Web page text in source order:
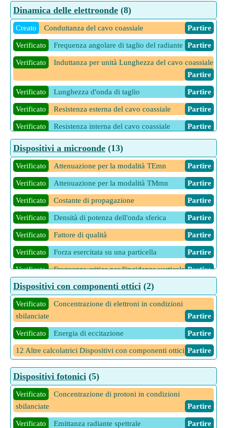
Dinamica delle elettroonde (8)
Creato Conduttanza del cavo coassiale Partire
Verificato Frequenza angolare di taglio del radiante Partire
Verificato
Induttanza per unità Lunghezza del cavo coassiale
Partire
Verificato Lunghezza d'onda di taglio Partire
Verificato Resistenza esterna del cavo coassiale Partire
Verificato Resistenza interna del cavo coassiale Partire
Verificato Resistenza totale del cavo coassiale
Verificato Velocità di fase nella linea a microstrip Partire
13 Altre calcolatrici Dinamica delle elettroonde Partire
Dispositivi a microonde (13)
Verificato Attenuazione per la modalità TEmn Partire
Verificato Attenuazione per la modalità TMmn Partire
Verificato Costante di propagazione Partire
Verificato Densità di potenza dell'onda sferica Partire
Verificato Fattore di qualità Partire
Verificato Forza esercitata su una particella Partire
Verificato Frequenza critica per l'incidenza verticale Partire
Verificato Impedenza caratteristica dell'onda
Verificato Lunghezza d'onda per le modalità TEmn
Verificato Massima energia immagazzinata Partire
Verificato Perdite di potenza per la modalità TEM Partire
Verificato Resistenza superficiale delle pareti guida Partire
Verificato
Velocità di fase della guida d'onda rettangolare
Partire
4 Altre calcolatrici Dispositivi a microonde Partire
Dispositivi con componenti ottici (2)
Verificato
Concentrazione di elettroni in condizioni
sbilanciate
Partire
Verificato Energia di eccitazione Partire
12 Altre calcolatrici Dispositivi con componenti ottici Partire
Dispositivi fotonici (5)
Verificato
Concentrazione di protoni in condizioni
sbilanciate
Partire
Verificato Emittanza radiante spettrale Partire